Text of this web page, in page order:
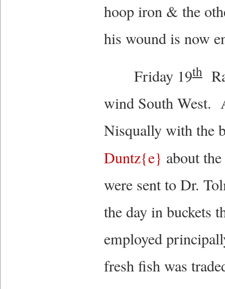
hoop iron & the
his wound is now
Friday 19th
wind South West.
Nisqually with the
Duntz{e} about
were sent to Dr.
the day in buckets
employed
fresh fish was